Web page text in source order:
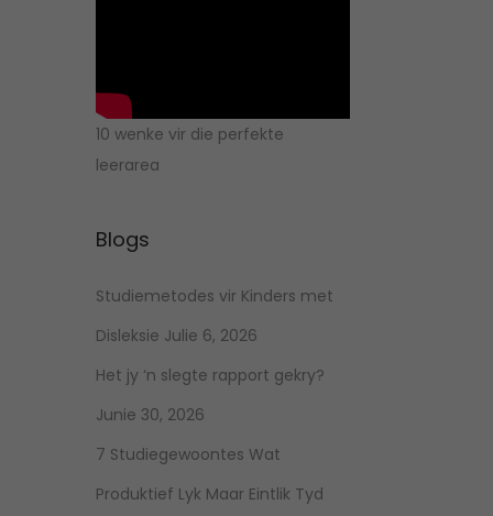
10 wenke vir die perfekte
leerarea
Blogs
Studiemetodes vir Kinders met
Disleksie Julie 6, 2026
Het jy ‘n slegte rapport gekry?
Junie 30, 2026
7 Studiegewoontes Wat
Produktief Lyk Maar Eintlik Tyd